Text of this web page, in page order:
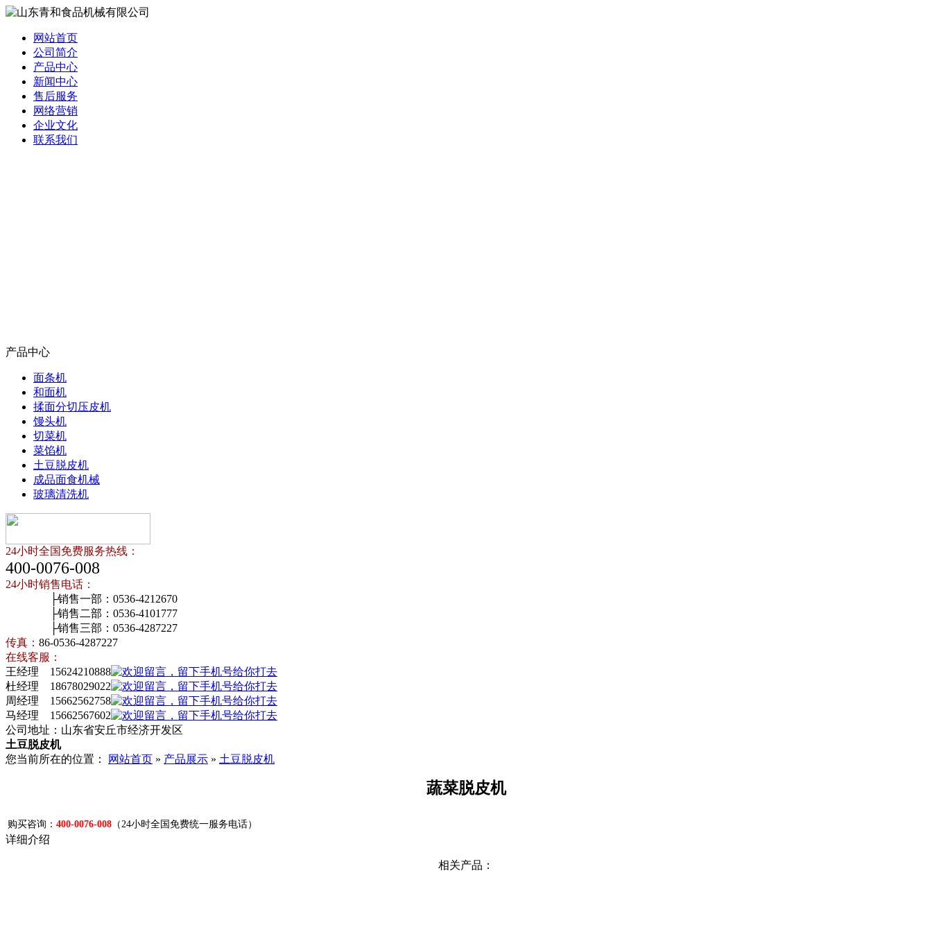
网站首页
公司简介
产品中心
新闻中心
售后服务
网络营销
企业文化
联系我们
产品中心
面条机
和面机
揉面分切压皮机
馒头机
切菜机
菜馅机
土豆脱皮机
成品面食机械
玻璃清洗机
24小时全国免费服务热线：
400-0076-008
24小时销售电话：
├销售一部：0536-4212670
├销售二部：0536-4101777
├销售三部：0536-4287227
传真： 86-0536-4287227
在线客服：
王经理 15624210888
杜经理 18678029022
周经理 15662562758
马经理 15662567602
公司地址：山东省安丘市经济开发区
土豆脱皮机
您当前所在的位置：
网站首页 » 产品展示 » 土豆脱皮机
蔬菜脱皮机
购买咨询： 400-0076-008 （24小时全国免费统一服务电话）
详细介绍
相关产品：